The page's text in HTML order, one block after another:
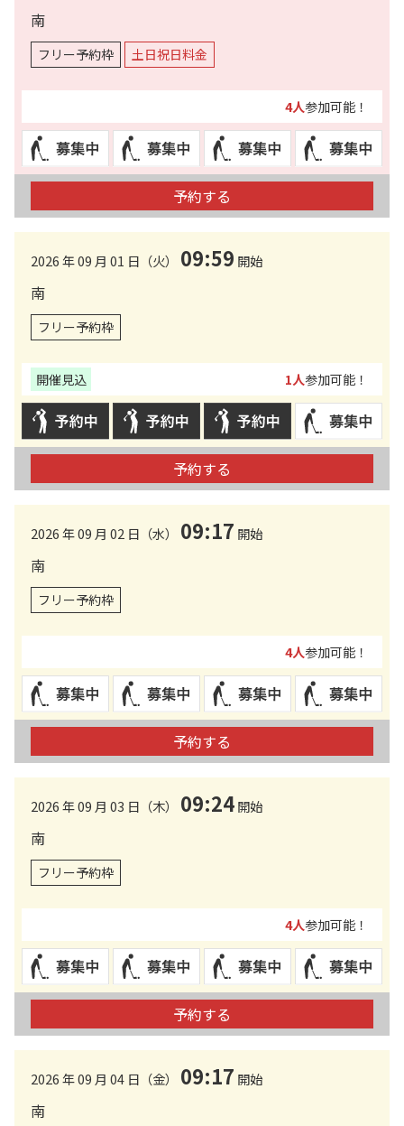
南
フリー予約枠 土日祝日料金
4人参加可能！
予約する
2026 年 09 月 01 日（火） 09:59 開始
南
フリー予約枠
開催見込 1人参加可能！
予約する
2026 年 09 月 02 日（水） 09:17 開始
南
フリー予約枠
4人参加可能！
予約する
2026 年 09 月 03 日（木） 09:24開始
南
フリー予約枠
4人参加可能！
予約する
2026 年 09 月 04 日（金） 09:17 開始
南